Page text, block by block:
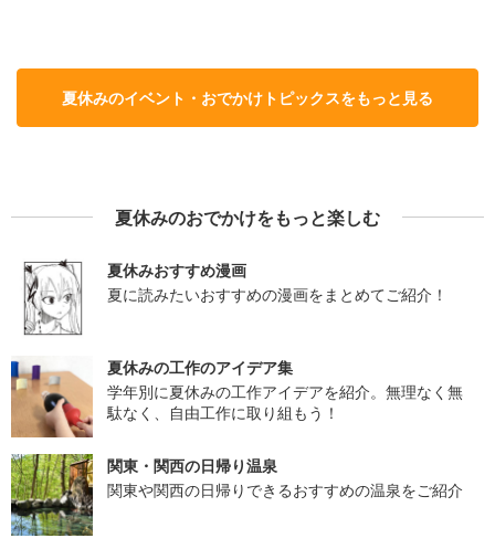
夏休みのイベント・おでかけトピックスをもっと見る
夏休みのおでかけをもっと楽しむ
夏休みおすすめ漫画
夏に読みたいおすすめの漫画をまとめてご紹介！
夏休みの工作のアイデア集
学年別に夏休みの工作アイデアを紹介。無理なく無
駄なく、自由工作に取り組もう！
関東・関西の日帰り温泉
関東や関西の日帰りできるおすすめの温泉をご紹介